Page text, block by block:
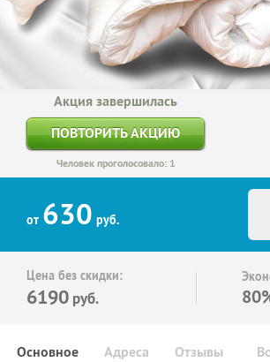
Акция завершилась
ПОВТОРИТЬ АКЦИЮ
Человек проголосовало: 1
от 630 руб.
Цена без скидки:
6190 руб.
Основное Отзывы
Адреса